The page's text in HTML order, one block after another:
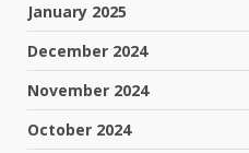
January 2025
December 2024
November 2024
October 2024